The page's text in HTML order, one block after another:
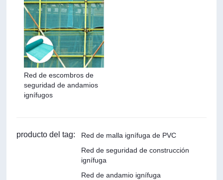
Red de escombros de
seguridad de andamios
ignífugos
producto del tag:
Red de malla ignífuga de PVC
Red de seguridad de construcción
ignífuga
Red de andamio ignífuga